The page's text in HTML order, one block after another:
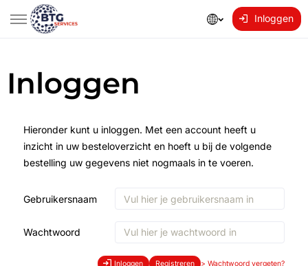
Inloggen
Inloggen
Hieronder kunt u inloggen. Met een account heeft u
inzicht in uw besteloverzicht en hoeft u bij de volgende
bestelling uw gegevens niet nogmaals in te voeren.
Gebruikersnaam
Wachtwoord
Inloggen Registreren > Wachtwoord vergeten?